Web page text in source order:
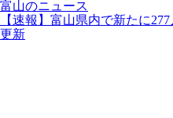
富山のニュース
【速報】富山県内で新たに
更新